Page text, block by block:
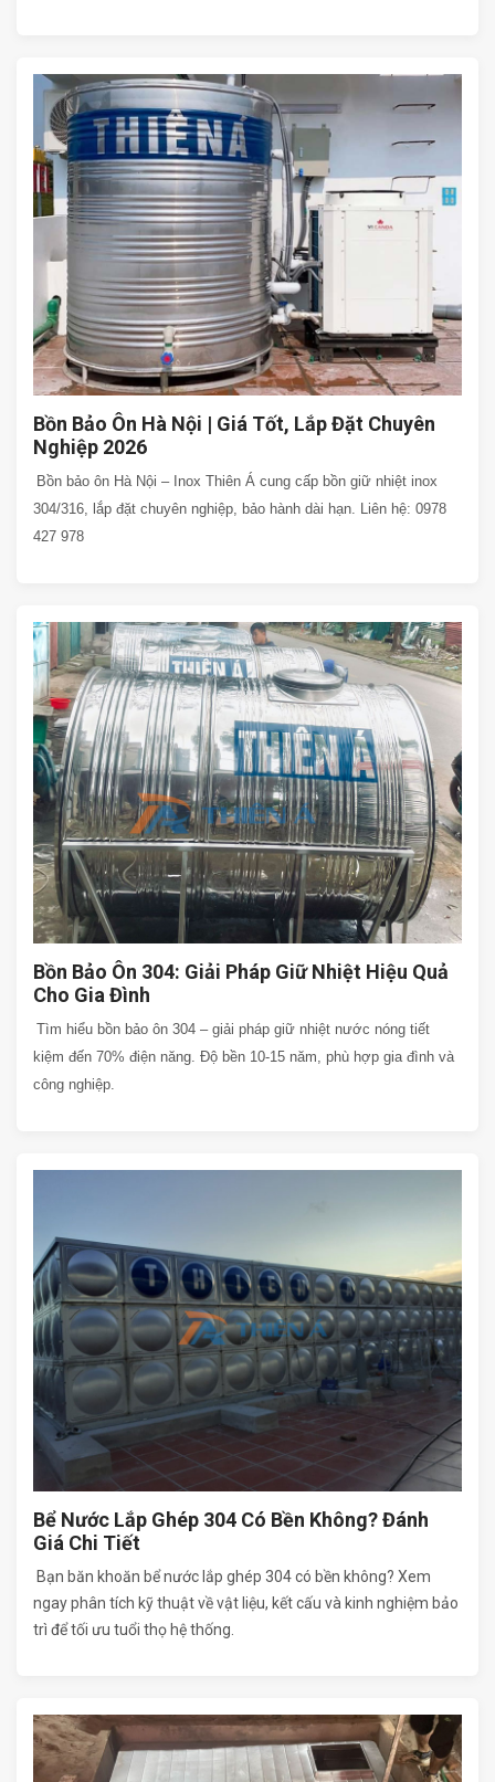
Bồn Bảo Ôn Hà Nội | Giá Tốt, Lắp Đặt Chuyên
Nghiệp 2026
Bồn bảo ôn Hà Nội – Inox Thiên Á cung cấp bồn giữ nhiệt inox
304/316, lắp đặt chuyên nghiệp, bảo hành dài hạn. Liên hệ: 0978
427 978
Bồn Bảo Ôn 304: Giải Pháp Giữ Nhiệt Hiệu Quả
Cho Gia Đình
Tìm hiểu bồn bảo ôn 304 – giải pháp giữ nhiệt nước nóng tiết
kiệm đến 70% điện năng. Độ bền 10-15 năm, phù hợp gia đình và
công nghiệp.
Bể Nước Lắp Ghép 304 Có Bền Không? Đánh
Giá Chi Tiết
Bạn băn khoăn bể nước lắp ghép 304 có bền không? Xem
ngay phân tích kỹ thuật về vật liệu, kết cấu và kinh nghiệm bảo
trì để tối ưu tuổi thọ hệ thống.